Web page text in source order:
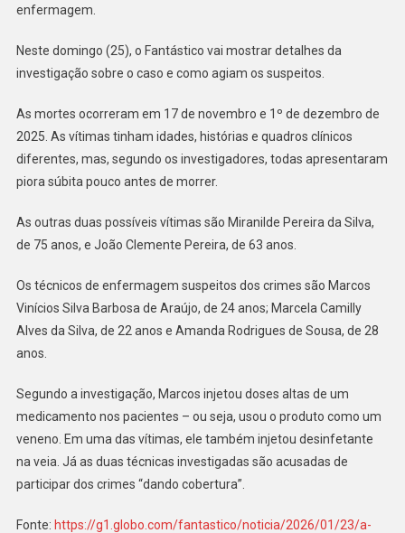
É
Capaz
Atrocidade’,
Desabafa
enfermagem.
Neste domingo (25), o Fantástico vai mostrar detalhes da
investigação sobre o caso e como agiam os suspeitos.
As mortes ocorreram em 17 de novembro e 1º de dezembro de
2025. As vítimas tinham idades, histórias e quadros clínicos
diferentes, mas, segundo os investigadores, todas apresentaram
piora súbita pouco antes de morrer.
As outras duas possíveis vítimas são Miranilde Pereira da Silva,
de 75 anos, e João Clemente Pereira, de 63 anos.
Os técnicos de enfermagem suspeitos dos crimes são Marcos
Vinícios Silva Barbosa de Araújo, de 24 anos; Marcela Camilly
Alves da Silva, de 22 anos e Amanda Rodrigues de Sousa, de 28
anos.
Segundo a investigação, Marcos injetou doses altas de um
medicamento nos pacientes – ou seja, usou o produto como um
veneno. Em uma das vítimas, ele também injetou desinfetante
na veia. Já as duas técnicas investigadas são acusadas de
participar dos crimes “dando cobertura”.
Fonte: https://g1.globo.com/fantastico/noticia/2026/01/23/a-